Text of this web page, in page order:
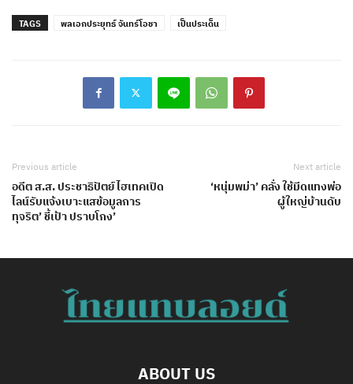
TAGS พลเอกประยุทธ์ จันทร์โอชา เป็นประเด็น
Previous article
อดีต ส.ส. ประชาธิปัตย์ ไฮเทคเปิด
ไลน์รับแจ้งเบาะแสข้อมูลการ
ทุจริต’ ชี้เป้า ปราบโกง’
Next article
‘หนุ่มพม่า’ คลั่ง ใช้มีดแทงพ่อ
ผู้ใหญ่บ้านดับ
ABOUT US